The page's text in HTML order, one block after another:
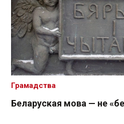
Беларуская мова — не
Грамадства